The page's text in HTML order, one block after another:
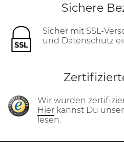
Sichere
Sicher mit SSL-
und Datenschutz
Wir wurden
Hier kannst Du
lesen.